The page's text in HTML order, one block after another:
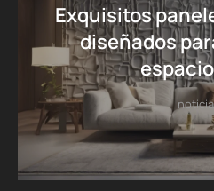
Exquisitos
diseñados